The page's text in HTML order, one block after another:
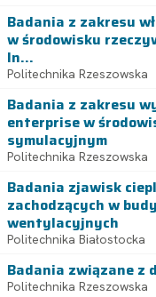
Badania z zakresu
w środowisku
In...
Politechnika Rzeszowska
Badania z zakresu
enterprise w
symulacyjnym
Politechnika Rzeszowska
Badania zjawisk
zachodzących w
wentylacyjnych
Politechnika Białostocka
Badania związane z
Politechnika Rzeszowska